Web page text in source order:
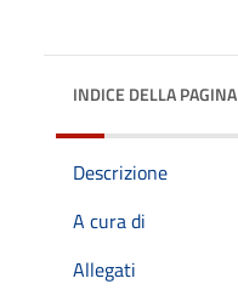
INDICE DELLA PAGINA
Descrizione
A cura di
Allegati